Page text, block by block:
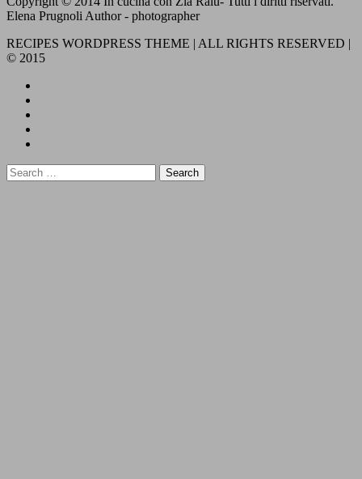
Elena Prugnoli Author - photographer
RECIPES WORDPRESS THEME | ALL RIGHTS RESERVED |
© 2015